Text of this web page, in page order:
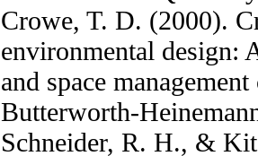
Crowe, T. D. (2000).
environmental design:
and space
Butterworth-
Schneider, R. H., &